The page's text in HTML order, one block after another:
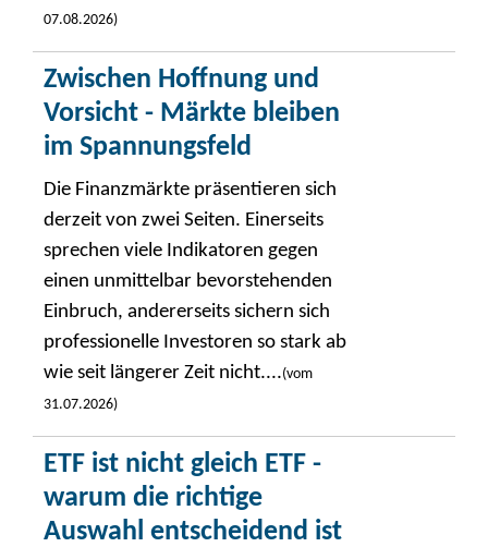
07.08.2026)
Zwischen Hoffnung und
Vorsicht - Märkte bleiben
im Spannungsfeld
Die Finanzmärkte präsentieren sich
derzeit von zwei Seiten. Einerseits
sprechen viele Indikatoren gegen
einen unmittelbar bevorstehenden
Einbruch, andererseits sichern sich
professionelle Investoren so stark ab
wie seit längerer Zeit nicht....(vom
31.07.2026)
ETF ist nicht gleich ETF -
warum die richtige
Auswahl entscheidend ist